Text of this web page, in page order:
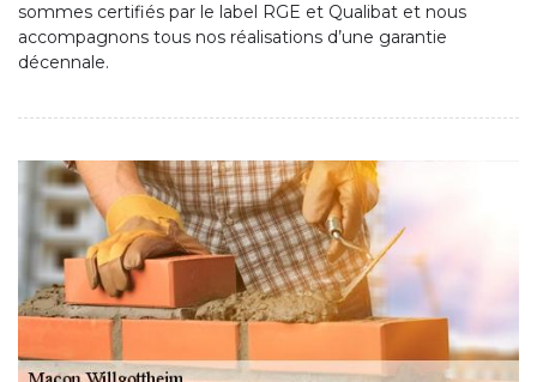
sommes certifiés par le label RGE et Qualibat et nous
accompagnons tous nos réalisations d’une garantie
décennale.